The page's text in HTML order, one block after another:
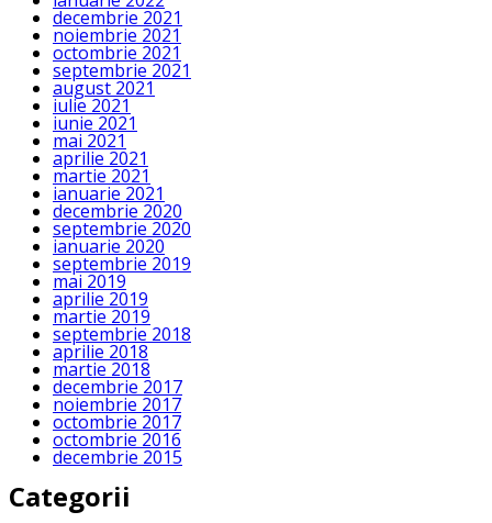
decembrie 2021
noiembrie 2021
octombrie 2021
septembrie 2021
august 2021
iulie 2021
iunie 2021
mai 2021
aprilie 2021
martie 2021
ianuarie 2021
decembrie 2020
septembrie 2020
ianuarie 2020
septembrie 2019
mai 2019
aprilie 2019
martie 2019
septembrie 2018
aprilie 2018
martie 2018
decembrie 2017
noiembrie 2017
octombrie 2017
octombrie 2016
decembrie 2015
Categorii